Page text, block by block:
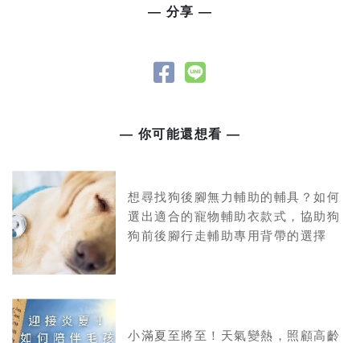
— 分享 —
— 你可能還想看 —
想尋找狗後腳無力輔助的輔具？如何
選出適合的寵物輔助衣款式，協助狗
狗前後腳行走輔助專用背帶的選擇
小滿夏至將至！天氣變熱，照顧高齡